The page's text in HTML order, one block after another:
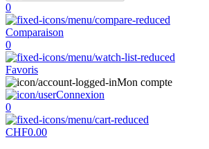
0
Comparaison
0
Favoris
Mon compte
Connexion
0
CHF0.00